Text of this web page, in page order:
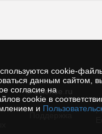
cookie-
данным сайтом,
согласие на
cookie в
и
© ecience.ru